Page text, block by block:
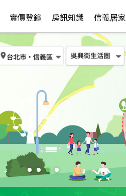
實價登錄 房訊知識 信義居家